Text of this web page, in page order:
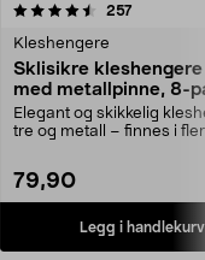
257
Kleshengere
Sklisikre
med metallpinne, 8-
Elegant og skikkelig
tre og metall – finnes i
79,90
Legg i handlekurv
4.5av 5 stjerner